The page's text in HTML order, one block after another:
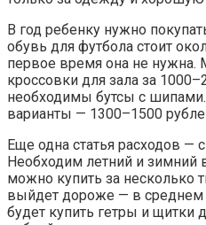
В год ребенку нужно
обувь для футбола стоит
первое время она не нужна.
кроссовки для зала за
необходимы бутсы с
варианты — 1300–1500
Еще одна статья расходов —
Необходим летний и зимний
можно купить за несколько
выйдет дороже — в среднем
будет купить гетры и щитки